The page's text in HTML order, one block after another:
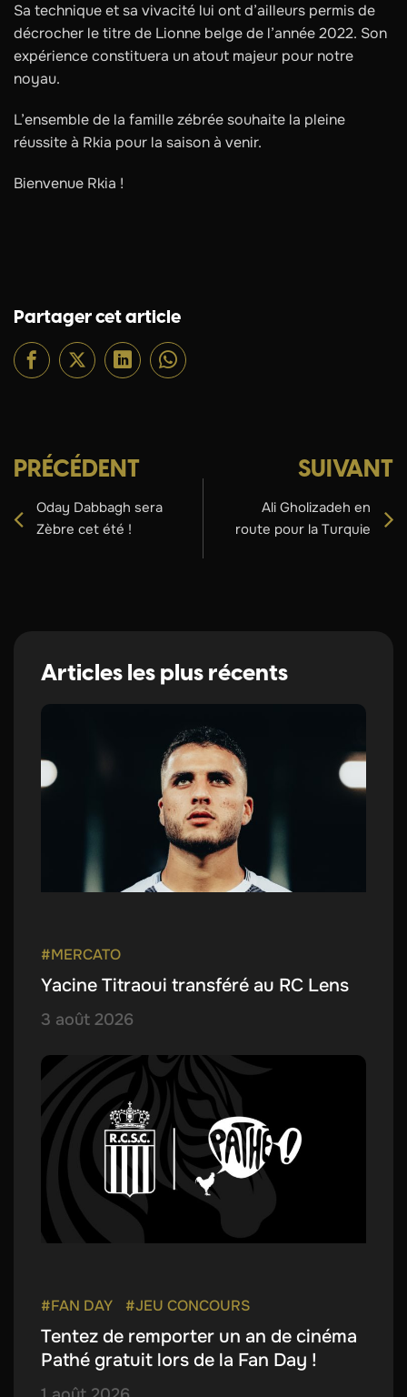
Sa technique et sa vivacité lui ont d’ailleurs permis de
décrocher le titre de Lionne belge de l’année 2022. Son
expérience constituera un atout majeur pour notre
noyau.
L’ensemble de la famille zébrée souhaite la pleine
réussite à Rkia pour la saison à venir.
Bienvenue Rkia !
Partager cet article
PRÉCÉDENT
Oday Dabbagh sera
Zèbre cet été !
SUIVANT
Ali Gholizadeh en
route pour la Turquie
Articles les plus récents
#MERCATO
Yacine Titraoui transféré au RC Lens
3 août 2026
#FAN DAY #JEU CONCOURS
Tentez de remporter un an de cinéma
Pathé gratuit lors de la Fan Day !